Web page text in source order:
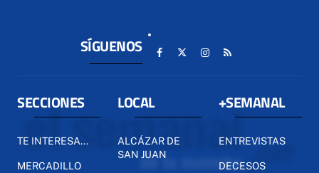
SÍGUENOS
SECCIONES
TE INTERESA...
MERCADILLO
LOCAL
ALCÁZAR DE
SAN JUAN
+SEMANAL
ENTREVISTAS
DECESOS